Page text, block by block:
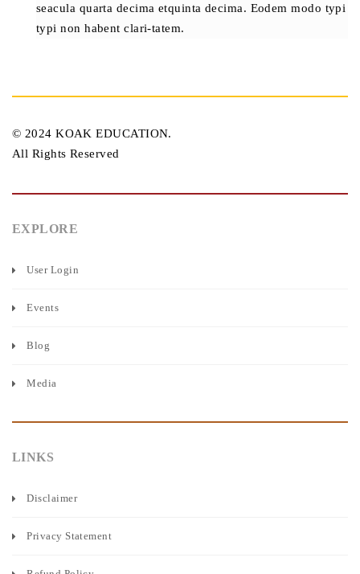
seacula quarta decima etquinta decima. Eodem modo typi
typi non habent clari-tatem.
© 2024 KOAK EDUCATION.
All Rights Reserved
EXPLORE
User Login
Events
Blog
Media
LINKS
Disclaimer
Privacy Statement